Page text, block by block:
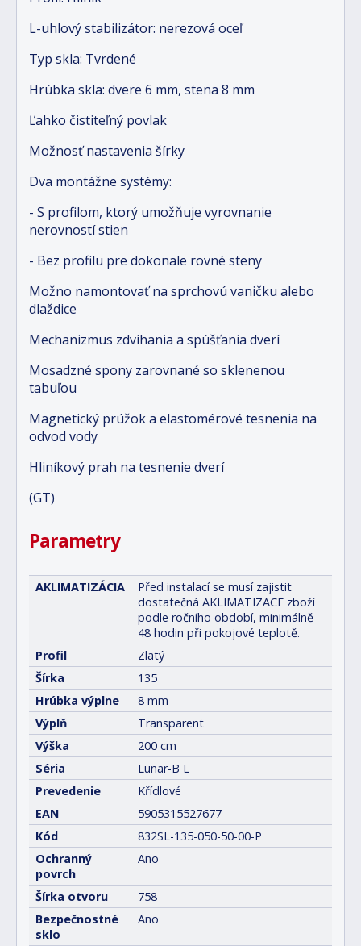
L-uhlový stabilizátor: nerezová oceľ
Typ skla: Tvrdené
Hrúbka skla: dvere 6 mm, stena 8 mm
Ľahko čistiteľný povlak
Možnosť nastavenia šírky
Dva montážne systémy:
- S profilom, ktorý umožňuje vyrovnanie
nerovností stien
- Bez profilu pre dokonale rovné steny
Možno namontovať na sprchovú vaničku alebo
dlaždice
Mechanizmus zdvíhania a spúšťania dverí
Mosadzné spony zarovnané so sklenenou
tabuľou
Magnetický prúžok a elastomérové tesnenia na
odvod vody
Hliníkový prah na tesnenie dverí
(GT)
Parametry
AKLIMATIZÁCIA
Před instalací se musí zajistit
dostatečná AKLIMATIZACE zboží
podle ročního období, minimálně
48 hodin při pokojové teplotě.
Profil
Zlatý
Šírka
135
Hrúbka výplne
8 mm
Výplň
Transparent
Výška
200 cm
Séria
Lunar-B L
Prevedenie
Křídlové
EAN
5905315527677
Kód
832SL-135-050-50-00-P
Ochranný
povrch
Ano
Šírka otvoru
758
Bezpečnostné
sklo
Ano